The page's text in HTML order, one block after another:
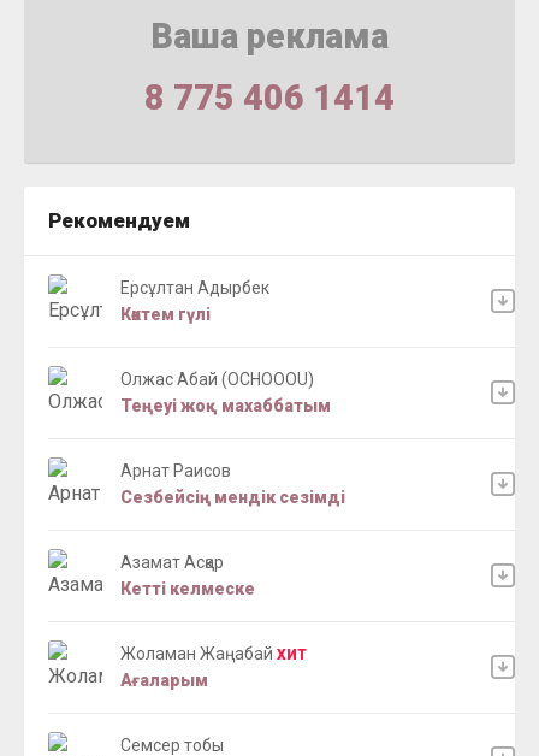
Ваша реклама
8 775 406 1414
Рекомендуем
Ерсұлтан Адырбек
Көктем гүлі
Олжас Абай (OCHOOOU)
Теңеуі жоқ махаббатым
Арнат Раисов
Сезбейсің мендік сезімді
Азамат Асқар
Кетті келмеске
Жоламан Жаңабай ХИТ
Ағаларым
Семсер тобы